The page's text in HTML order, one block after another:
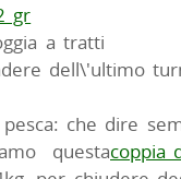
gr
a tratti
dell\'ultimo
che dire
questacoppia